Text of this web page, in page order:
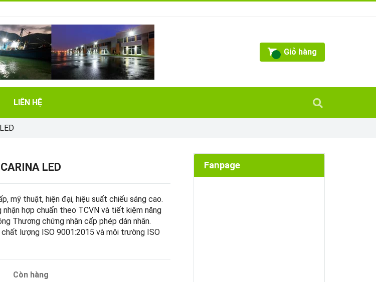
LED
mỹ thuật, hiện đại, hiệu suất chiếu sáng cao.
hợp chuẩn theo TCVN và tiết kiệm năng
Thương chứng nhận cấp phép dán nhãn.
chất lượng ISO 9001:2015 và môi trường ISO
Còn hàng
Fanpage
Giỏ hàng
LIÊN HỆ